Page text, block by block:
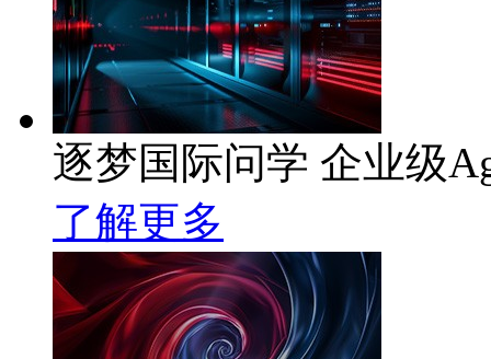
逐梦国际问学 企业级
了解更多